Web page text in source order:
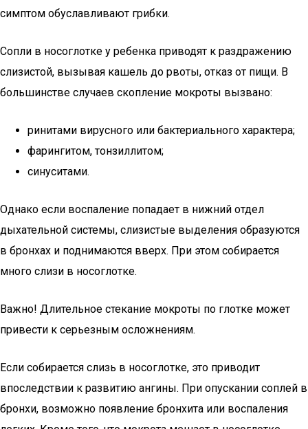
симптом обуславливают грибки.
Сопли в носоглотке у ребенка приводят к раздражению
слизистой, вызывая кашель до рвоты, отказ от пищи. В
большинстве случаев скопление мокроты вызвано:
ринитами вирусного или бактериального характера;
фарингитом, тонзиллитом;
синуситами.
Однако если воспаление попадает в нижний отдел
дыхательной системы, слизистые выделения образуются
в бронхах и поднимаются вверх. При этом собирается
много слизи в носоглотке.
Важно! Длительное стекание мокроты по глотке может
привести к серьезным осложнениям.
Если собирается слизь в носоглотке, это приводит
впоследствии к развитию ангины. При опускании соплей в
бронхи, возможно появление бронхита или воспаления